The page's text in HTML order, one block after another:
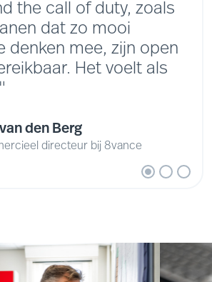
the call of duty, zoals
dat zo mooi
denken mee, zijn open
Het voelt als
den Berg
directeur bij 8vance